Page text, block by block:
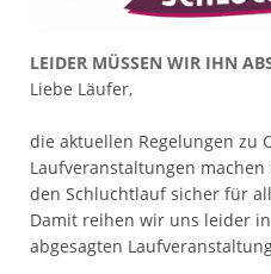
LEIDER MÜSSEN WIR IHN
Liebe Läufer,
die aktuellen Regelungen zu
Laufveranstaltungen
den Schluchtlauf sicher für
Damit reihen wir uns leider
abgesagten